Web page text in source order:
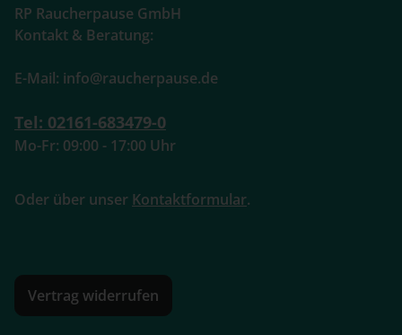
RP Raucherpause GmbH
Kontakt & Beratung:
E-Mail: info@raucherpause.de
Tel: 02161-683479-0
Mo-Fr: 09:00 - 17:00 Uhr
Oder über unser Kontaktformular.
Vertrag widerrufen